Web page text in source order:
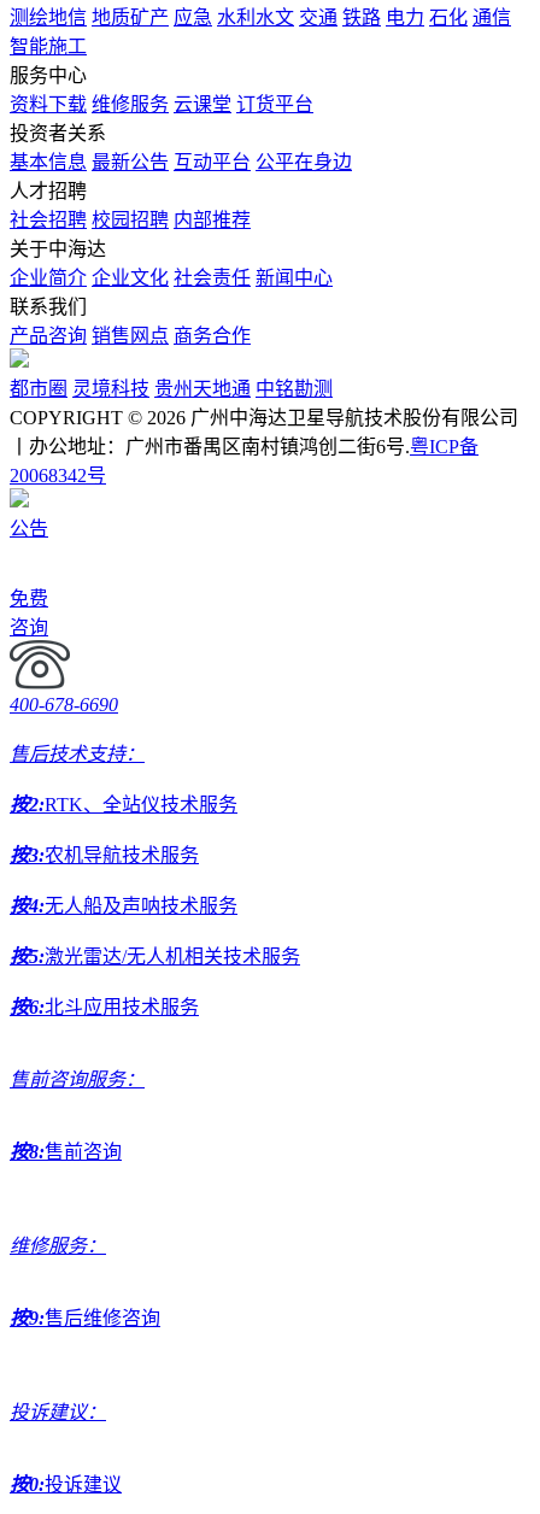
测绘地信 地质矿产 应急 水利水文 交通 铁路 电力 石化 通信
智能施工
服务中心
资料下载 维修服务 云课堂 订货平台
投资者关系
基本信息 最新公告 互动平台 公平在身边
人才招聘
社会招聘 校园招聘 内部推荐
关于中海达
企业简介 企业文化 社会责任 新闻中心
联系我们
产品咨询 销售网点 商务合作
都市圈 灵境科技 贵州天地通 中铭勘测
COPYRIGHT © 2026 广州中海达卫星导航技术股份有限公司
丨办公地址：广州市番禺区南村镇鸿创二街6号.粤ICP备
20068342号
公告
免费
咨询
400-678-6690
售后技术支持：
按2:RTK、全站仪技术服务
按3:农机导航技术服务
按4:无人船及声呐技术服务
按5:激光雷达/无人机相关技术服务
按6:北斗应用技术服务
售前咨询服务：
按8:售前咨询
维修服务：
按9:售后维修咨询
投诉建议：
按0:投诉建议